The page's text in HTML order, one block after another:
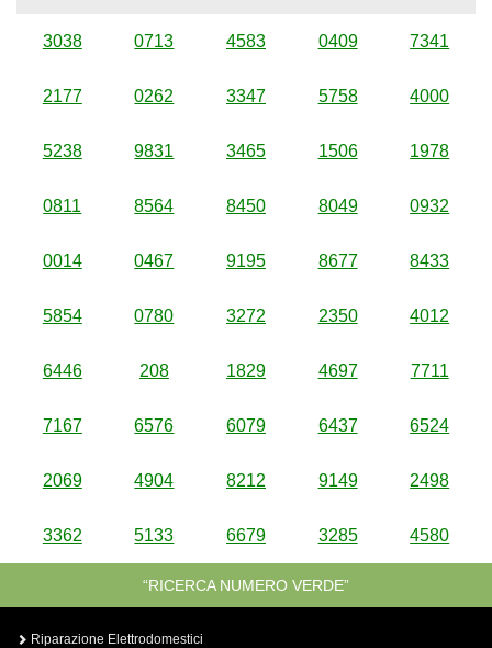
3038 0713 4583 0409 7341
2177 0262 3347 5758 4000
5238 9831 3465 1506 1978
0811 8564 8450 8049 0932
0014 0467 9195 8677 8433
5854 0780 3272 2350 4012
6446 208 1829 4697 7711
7167 6576 6079 6437 6524
2069 4904 8212 9149 2498
3362 5133 6679 3285 4580
“RICERCA NUMERO VERDE”
Riparazione Elettrodomestici